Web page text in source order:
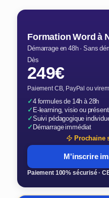
Formation Word à
Démarrage en 48h · Sans
Dès
249€
Paiement CB, PayPal ou
✓4 formules de 14h à 28h
✓E-learning, visio ou
✓Suivi pédagogique
✓Démarrage immédiat
Prochaine
M'inscrire
Paiement 100% sécurisé ·